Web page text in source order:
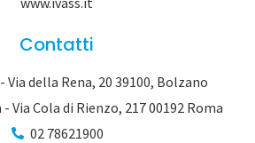
Contatti
Via della Rena, 20 39100, Bolzano
Via Cola di Rienzo, 217 00192 Roma
02 78621900